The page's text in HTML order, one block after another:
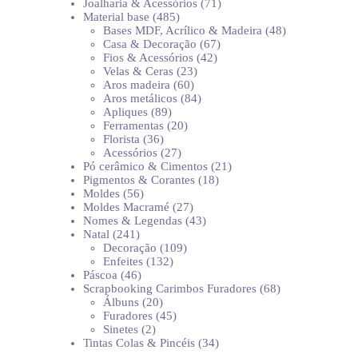
Joalharia & Acessórios 71
Material base 485485
produtos
Bases MDF, Acrílico & Madeira 4848
Casa & Decoração 6767
produtos
Fios & Acessórios 4242
Velas & Ceras 2323
produtos
Aros madeira 6060
produtos
Aros metálicos 8484
Apliques 8989
produtos
Ferramentas 2020
Florista 3636
produtos
Acessórios 2727
produtos
Pó cerâmico & Cimentos 2121
Pigmentos & Corantes 1818
Moldes 5656
produtos
Moldes Macramé 2727
produtos
Nomes & Legendas 4343
Natal 241241
produtos
Decoração 109109
Enfeites 132132
Páscoa 4646
produtos
Scrapbooking Carimbos Furadores 6868
Álbuns 2020
produtos
Furadores 4545
Sinetes 22
produtos
Tintas Colas & Pincéis 3434